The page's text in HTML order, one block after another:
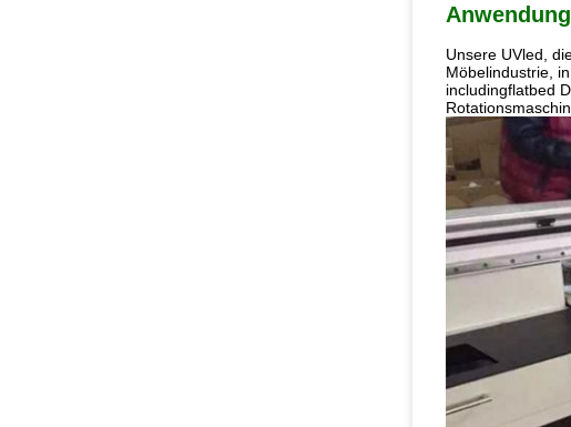
Unsere UVled,
Möbelindustrie,
includingflatbed